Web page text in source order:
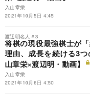
入山章栄
2021年10月5日 4:45
渡辺明名人＃3
将棋の現役最強棋士が
理由、成長を続ける3
山章栄×渡辺明・動画】
入山章栄
2021年10月6日 4:50